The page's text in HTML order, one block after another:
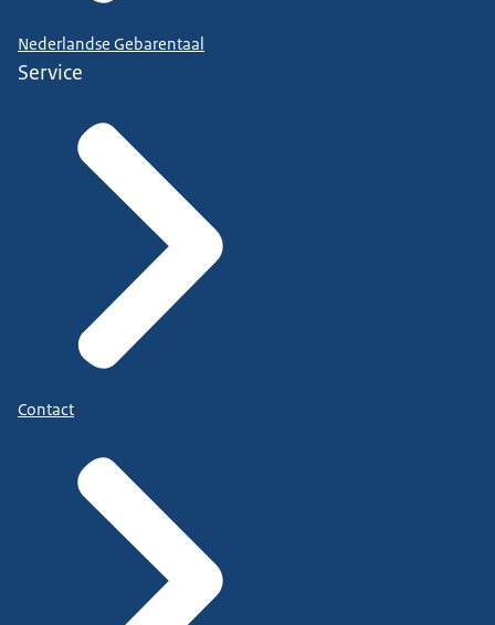
Nederlandse Gebarentaal
Service
Contact